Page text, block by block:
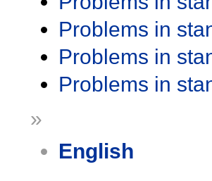
Problems in
Problems in
Problems in
»
English